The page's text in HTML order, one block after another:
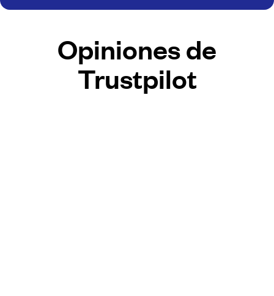
Opiniones de
Trustpilot